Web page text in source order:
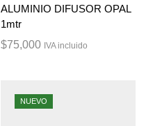
ALUMINIO DIFUSOR OPAL
1mtr
$75,000 IVA incluido
NUEVO